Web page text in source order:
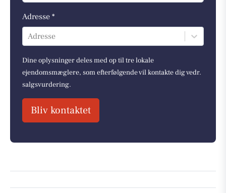
Adresse *
Adresse
Dine oplysninger deles med op til tre lokale
ejendomsmæglere, som efterfølgende vil kontakte dig vedr.
salgsvurdering.
Bliv kontaktet